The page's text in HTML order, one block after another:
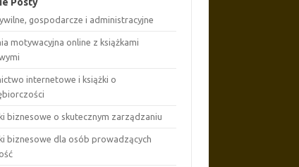
gospodarcze i administracyjne
motywacyjna online z książkami
internetowe i książki o
biznesowe o skutecznym zarządzaniu
biznesowe dla osób prowadzących